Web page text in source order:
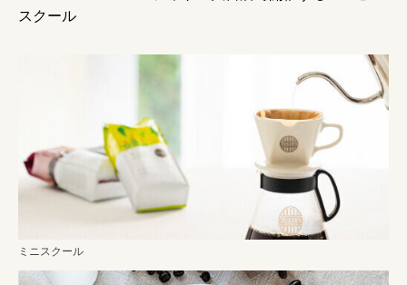
スクール
ミニスクール